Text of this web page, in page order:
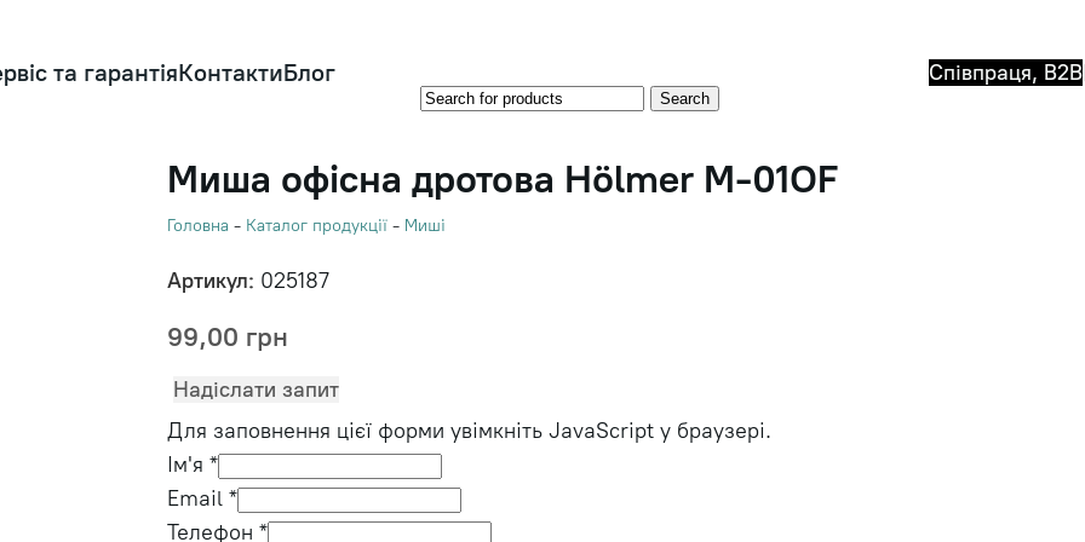
та гарантіяКонтактиБлог
Search
Співпраця, B2B
Миша офісна дротова Hölmer M-01OF
Головна - Каталог продукції- Миші
Артикул: 025187
99,00 грн
Надіслати запит
Для заповнення цієї форми увімкніть JavaScript у браузері.
Ім'я *
Email *
Телефон *